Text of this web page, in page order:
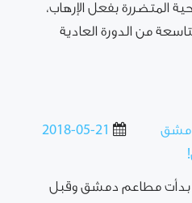
المتضررة بفعل الإرهاب،
من الدورة العادية
2018-05-21
دمشق
بدأت مطاعم دمشق وقبل